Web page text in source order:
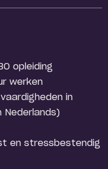
opleiding
werken
in
Nederlands)
en stressbestendig